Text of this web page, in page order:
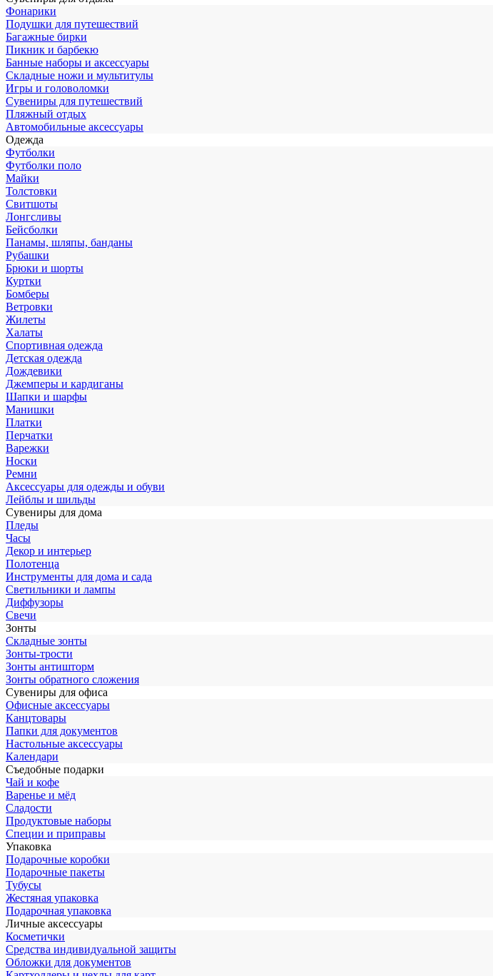
Фонарики
Подушки для путешествий
Багажные бирки
Пикник и барбекю
Банные наборы и аксессуары
Складные ножи и мультитулы
Игры и головоломки
Сувениры для путешествий
Пляжный отдых
Автомобильные аксессуары
Одежда
Футболки
Футболки поло
Майки
Толстовки
Свитшоты
Лонгсливы
Бейсболки
Панамы, шляпы, банданы
Рубашки
Брюки и шорты
Куртки
Бомберы
Ветровки
Жилеты
Халаты
Спортивная одежда
Детская одежда
Дождевики
Джемперы и кардиганы
Шапки и шарфы
Манишки
Платки
Перчатки
Варежки
Носки
Ремни
Аксессуары для одежды и обуви
Лейблы и шильды
Сувениры для дома
Пледы
Часы
Декор и интерьер
Полотенца
Инструменты для дома и сада
Светильники и лампы
Диффузоры
Свечи
Зонты
Складные зонты
Зонты-трости
Зонты антишторм
Зонты обратного сложения
Сувениры для офиса
Офисные аксессуары
Канцтовары
Папки для документов
Настольные аксессуары
Календари
Съедобные подарки
Чай и кофе
Варенье и мёд
Сладости
Продуктовые наборы
Специи и приправы
Упаковка
Подарочные коробки
Подарочные пакеты
Тубусы
Жестяная упаковка
Подарочная упаковка
Личные аксессуары
Косметички
Средства индивидуальной защиты
Обложки для документов